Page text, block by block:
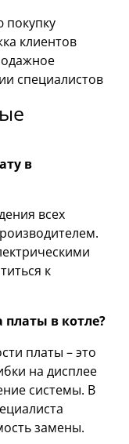
покупку
клиентов
специалистов
в
всех
к
в котле?
платы – это
на дисплее
системы. В
замены.